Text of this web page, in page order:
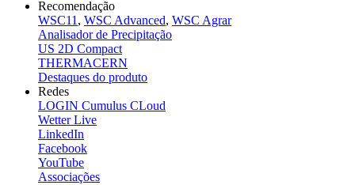
Recomendação
WSC11 , WSC Advanced, WSC Agrar
Analisador de Precipitação
US 2D Compact
THERMACERN
Destaques do produto
Redes
LOGIN Cumulus CLoud
Wetter Live
LinkedIn
Facebook
YouTube
Associações